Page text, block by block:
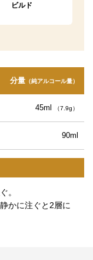
ビルド
分量（純アルコール量）
45ml （7.9g）
90ml
。
かに注ぐと2層に